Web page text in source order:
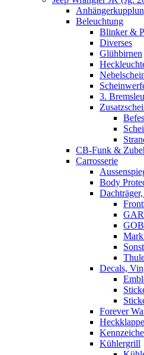
Beleuchtung
Blinker &
Diverses
Glühbirnen
3.
CB-Funk &
Carrosserie
Body
Decals,
Forever
Heckklappe
Kühlergrill